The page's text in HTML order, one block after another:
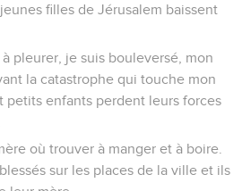
filles de Jérusalem baissent
pleurer, je suis bouleversé, mon
la catastrophe qui touche mon
petits enfants perdent leurs forces
où trouver à manger et à boire.
sur les places de la ville et ils